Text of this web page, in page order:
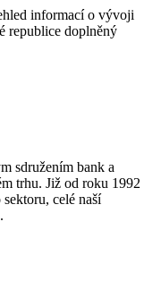
informací o vývoji
republice doplněný
sdružením bank a
trhu. Již od roku 1992
celé naší